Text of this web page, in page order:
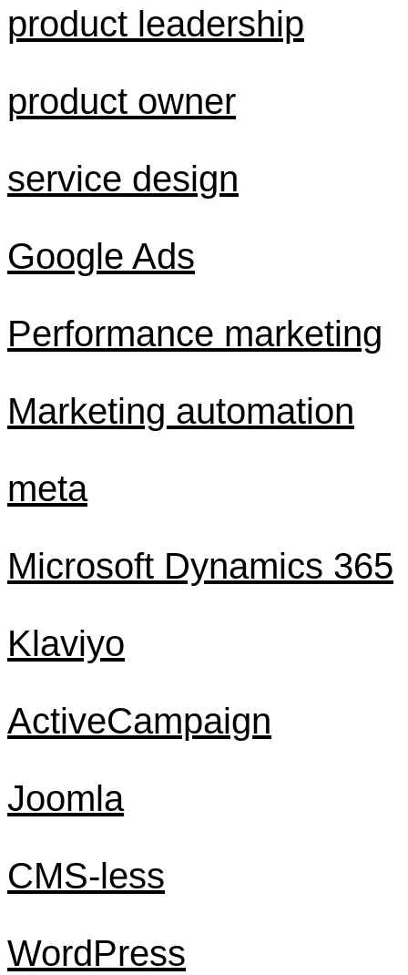
product leadership
product owner
service design
Google Ads
Performance marketing
Marketing automation
meta
Microsoft Dynamics 365
Klaviyo
ActiveCampaign
Joomla
CMS-less
WordPress